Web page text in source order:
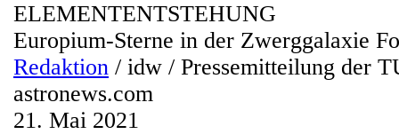
ELEMENTENTSTEHUNG
Europium-Sterne in der Zwerggalaxie
Redaktion / idw / Pressemitteilung der
astronews.com
21. Mai 2021